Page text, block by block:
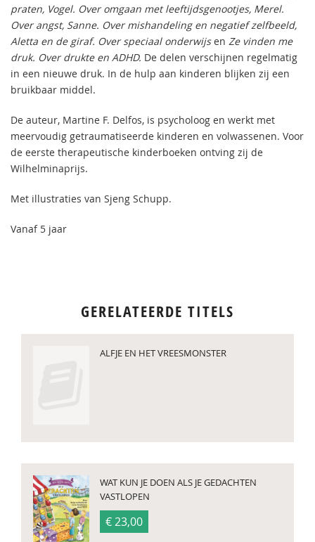
praten, Vogel. Over omgaan met leeftijdsgenootjes, Merel.
Over angst, Sanne. Over mishandeling en negatief zelfbeeld,
Aletta en de giraf. Over speciaal onderwijsen Ze vinden me
druk. Over drukte en ADHD. De delen verschijnen regelmatig
in een nieuwe druk. In de hulp aan kinderen blijken zij een
bruikbaar middel.
De auteur, Martine F. Delfos, is psycholoog en werkt met
meervoudig getraumatiseerde kinderen en volwassenen. Voor
de eerste therapeutische kinderboeken ontving zij de
Wilhelminaprijs.
Met illustraties van Sjeng Schupp.
Vanaf 5 jaar
GERELATEERDE TITELS
ALFJE EN HET VREESMONSTER
WAT KUN JE DOEN ALS JE GEDACHTEN
VASTLOPEN
€ 23,00